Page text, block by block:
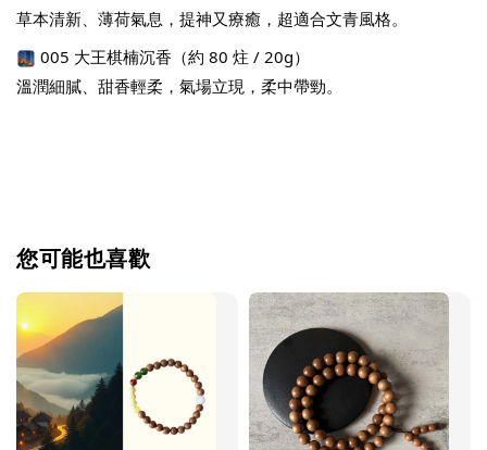
草本清新、薄荷氣息，提神又療癒，超適合文青風格。
005 大王棋楠沉香（約 80 炷 / 20g）
溫潤細膩、甜香輕柔，氣場立現，柔中帶勁。
您可能也喜歡